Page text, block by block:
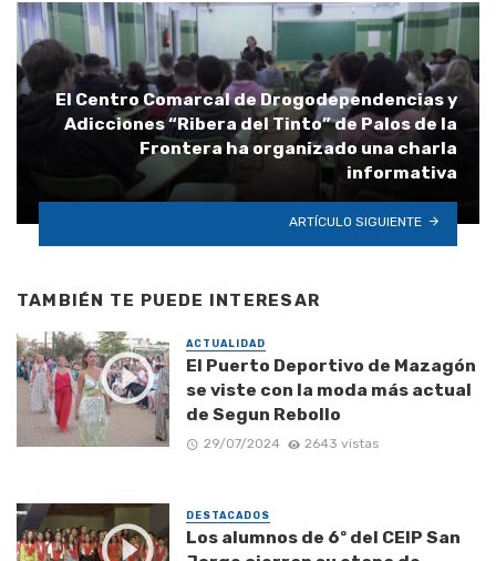
El Centro Comarcal de Drogodependencias y
Adicciones “Ribera del Tinto” de Palos de la
Frontera ha organizado una charla
informativa
ARTÍCULO SIGUIENTE
TAMBIÉN TE PUEDE INTERESAR
ACTUALIDAD
El Puerto Deportivo de Mazagón
se viste con la moda más actual
de Segun Rebollo
29/07/2024 2643 vistas
DESTACADOS
Los alumnos de 6º del CEIP San